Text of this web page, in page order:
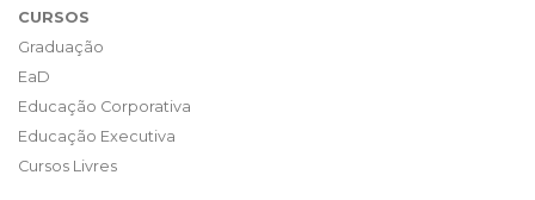
CURSOS
Graduação
EaD
Educação Corporativa
Educação Executiva
Cursos Livres